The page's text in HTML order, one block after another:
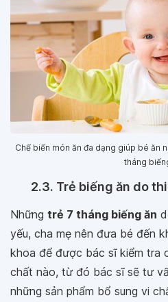
Chế biến món ăn đa dạng giúp bé ăn
tháng
2.3. Trẻ biếng ăn do
Những trẻ 7 tháng biếng ăn
yếu, cha mẹ nên đưa bé đến
khoa để được bác sĩ kiểm tra
chất nào, từ đó bác sĩ sẽ tư
những sản phẩm bổ sung vi